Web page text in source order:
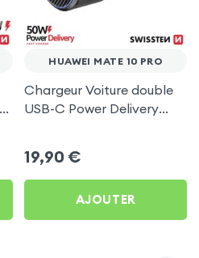
HUAWEI MATE 10 PRO
Chargeur Voiture double
USB-C Power Delivery
19,90 €
AJOUTER